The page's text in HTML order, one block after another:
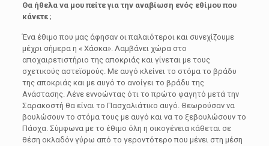
Θα ήθελα να μου πείτε για την αναβίωση ενός εθίμου που
κάνετε ;
Ένα έθιμο που μας άφησαν οι παλαιότεροι και συνεχίζουμε
μέχρι σήμερα η « Χάσκα». Λαμβάνει χώρα στο
αποχαιρετιστήριο της αποκριάς και γίνεται με τους
σχετικούς αστεϊσμούς. Με αυγό κλείνει το στόμα το βράδυ
της αποκριάς και με αυγό το ανοίγει το βράδυ της
Ανάστασης. Λένε εννοώντας ότι το πρώτο φαγητό μετά την
Σαρακοστή θα είναι το Πασχαλιάτικο αυγό. Θεωρούσαν να
βουλώσουν το στόμα τους με αυγό και να το ξεβουλώσουν το
Πάσχα. Σύμφωνα με το έθιμο όλη η οικογένεια κάθεται σε
θέση οκλαδόν γύρω από το γεροντότερο που μένει στη μέση